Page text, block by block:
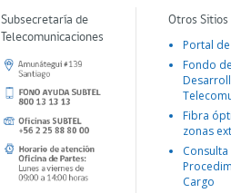
Subsecretaría de
Telecomunicaciones
Otros
Portal
Fondo
Fibra
zonas
Consulta
Cargo